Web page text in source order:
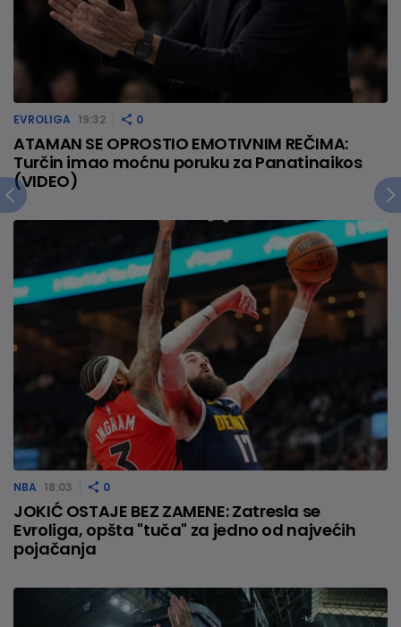
EVROLIGA 19:32 0
ATAMAN SE OPROSTIO EMOTIVNIM REČIMA:
Turčin imao moćnu poruku za Panatinaikos
(VIDEO)
NBA 18:03 0
JOKIĆ OSTAJE BEZ ZAMENE: Zatresla se
Evroliga, opšta "tuča" za jedno od najvećih
pojačanja